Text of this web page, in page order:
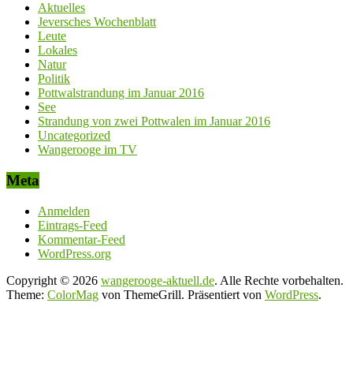
Aktuelles
Jeversches Wochenblatt
Leute
Lokales
Natur
Politik
Pottwalstrandung im Januar 2016
See
Strandung von zwei Pottwalen im Januar 2016
Uncategorized
Wangerooge im TV
Meta
Anmelden
Eintrags-Feed
Kommentar-Feed
WordPress.org
Copyright © 2026 wangerooge-aktuell.de. Alle Rechte vorbehalten.
Theme: ColorMag von ThemeGrill. Präsentiert von WordPress.